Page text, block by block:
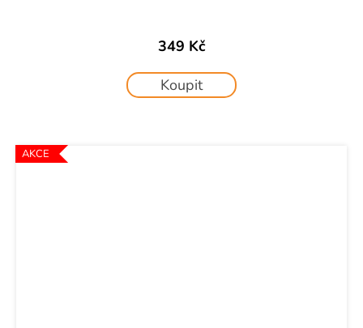
349 Kč
Koupit
AKCE